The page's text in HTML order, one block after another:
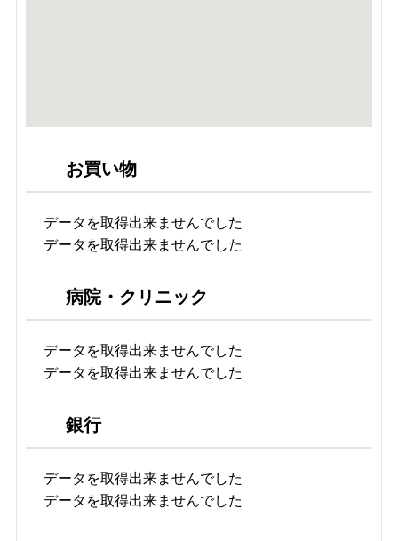
お買い物
データを取得出来ませんでした
データを取得出来ませんでした
病院・クリニック
データを取得出来ませんでした
データを取得出来ませんでした
銀行
データを取得出来ませんでした
データを取得出来ませんでした